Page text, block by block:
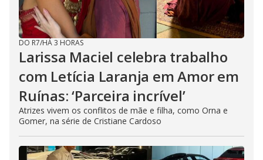
DO R7/HÁ 3 HORAS
Larissa Maciel celebra trabalho
com Letícia Laranja em Amor em
Ruínas: ‘Parceira incrível’
Atrizes vivem os conflitos de mãe e filha, como Orna e
Gomer, na série de Cristiane Cardoso